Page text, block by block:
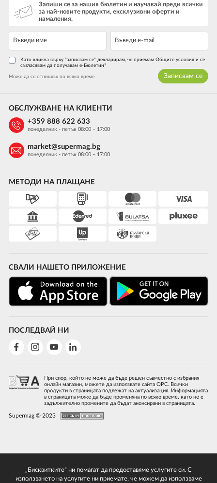
Запиши се за нашия бюлетин и научавай преди всички
за най-новите продукти, ексклузивни оферти и
намаления.
Като кликна върху "записвам се" декларирам, че приемам Общите условия и се
съгласявам да получавам е-Бюлетин*
Може да се отпишеш по всяко време Записвам се
МЕТОДИ НА ПЛАЩАНЕ
СВАЛИ НАШЕТО ПРИЛОЖЕНИЕ
ПОСЛЕДВАЙ НИ
ОБСЛУЖВАНЕ НА КЛИЕНТИ
+359 888 622 633
понеделник - петък 08:00 – 17:00
market@supermag.bg
понеделник - петък 08:00 – 17:00
При спор, който не може да бъде решен съвместно с избрания
онлайн магазин, можете да използвате сайта ОРС. Всички
продукти в страницата подлежат на актуализация. Информацията
в страницата може да бъде променяна по всяко време, като не е
задължително промените да бъдат анонсирани в страницата.
Supermag © 2023
„Бисквитките“ ни помагат да предоставяме услугите си. С
използването на услугите ни приемате, че можем да използваме